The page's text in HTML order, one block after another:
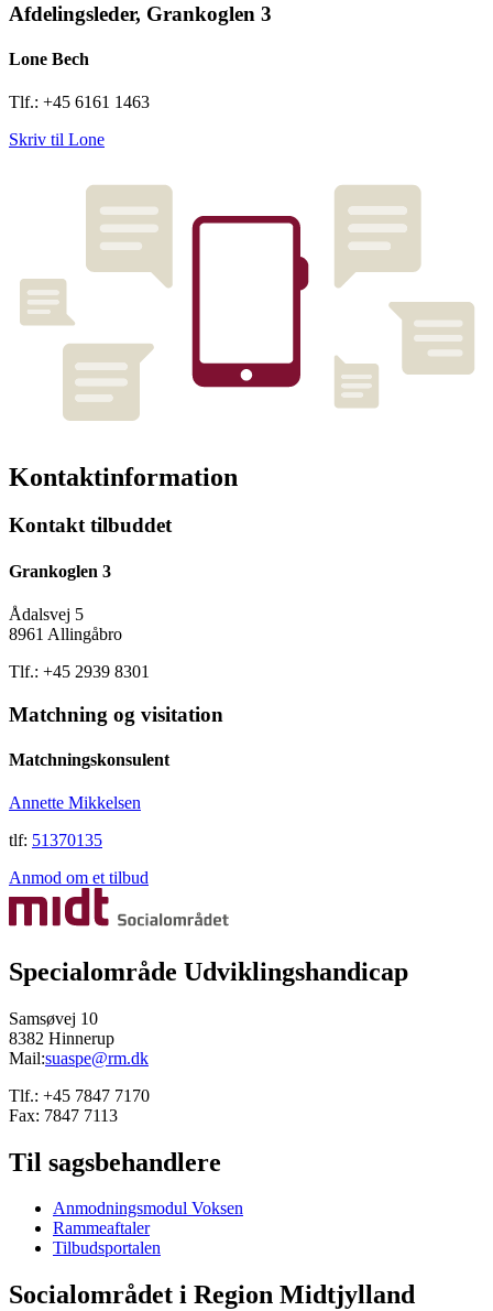
Afdelingsleder, Grankoglen 3
Lone Bech
Tlf.: +45 6161 1463
Skriv til Lone
Kontaktinformation
Kontakt tilbuddet
Grankoglen 3
Ådalsvej 5
8961 Allingåbro
Tlf.: +45 2939 8301
Matchning og visitation
Matchningskonsulent
Annette Mikkelsen
tlf: 51370135
Anmod om et tilbud
Specialområde Udviklingshandicap
Samsøvej 10
8382 Hinnerup
Mail:suaspe@rm.dk
Tlf.: +45 7847 7170
Fax: 7847 7113
Til sagsbehandlere
Anmodningsmodul Voksen
Rammeaftaler
Tilbudsportalen
Socialområdet i Region Midtjylland